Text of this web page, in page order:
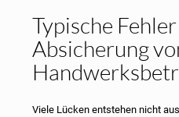
Typische
Absicherung
Viele Lücken entstehen nicht